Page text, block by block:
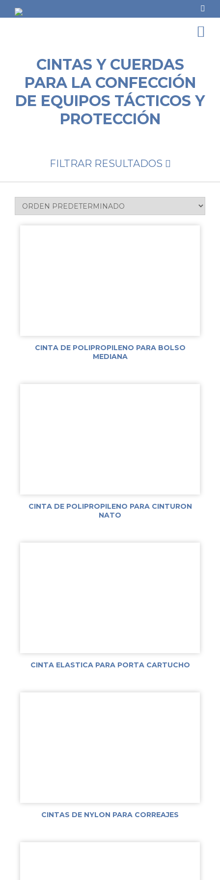
CINTAS Y CUERDAS
PARA LA CONFECCIÓN
DE EQUIPOS TÁCTICOS Y
PROTECCIÓN
FILTRAR RESULTADOS
CINTA DE POLIPROPILENO PARA BOLSO
MEDIANA
CINTA DE POLIPROPILENO PARA CINTURON
NATO
CINTA ELASTICA PARA PORTA CARTUCHO
CINTAS DE NYLON PARA CORREAJES